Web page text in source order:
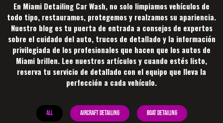
En Miami Detailing Car Wash, no solo limpiamos vehículos de
todo tipo, restauramos, protegemos y realzamos su apariencia.
Nuestro blog es tu puerta de entrada a consejos de expertos
sobre el cuidado del auto, trucos de detallado y la información
privilegiada de los profesionales que hacen que los autos de
Miami brillen. Lee nuestros artículos y cuando estés listo,
reserva tu servicio de detallado con el equipo que lleva la
perfección a cada vehículo.
All Aircraft Detailing Boat Detailing